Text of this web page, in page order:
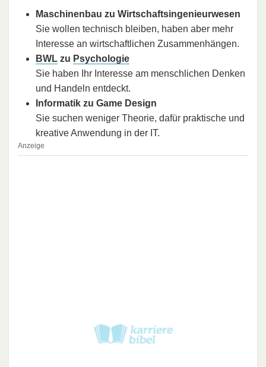
Maschinenbau zu Wirtschaftsingenieurwesen
Sie wollen technisch bleiben, haben aber mehr
Interesse an wirtschaftlichen Zusammenhängen.
BWL zu Psychologie
Sie haben Ihr Interesse am menschlichen Denken
und Handeln entdeckt.
Informatik zu Game Design
Sie suchen weniger Theorie, dafür praktische und
kreative Anwendung in der IT.
Anzeige